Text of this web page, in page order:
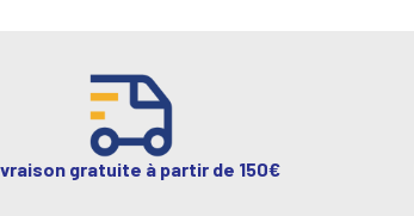
gratuite à partir de 150€